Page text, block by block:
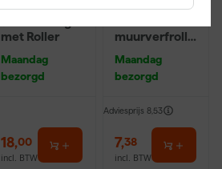
Farrow & Ball
met Roller
Maandag
bezorgd
18,00
incl. BTW
Anza PRO
muurverfrolle
Maandag
bezorgd
Adviesprijs 8,53
7,38
incl. BTW